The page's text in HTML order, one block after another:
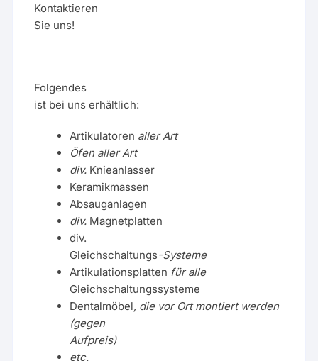
Kontaktieren
Sie uns!
Folgendes
ist bei uns erhältlich:
Artikulatoren aller Art
Öfen aller Art
div. Knieanlasser
Keramikmassen
Absauganlagen
div. Magnetplatten
div.
Gleichschaltungs-Systeme
Artikulationsplatten für alle
Gleichschaltungssysteme
Dentalmöbel, die vor Ort montiert werden
(gegen
Aufpreis)
etc.